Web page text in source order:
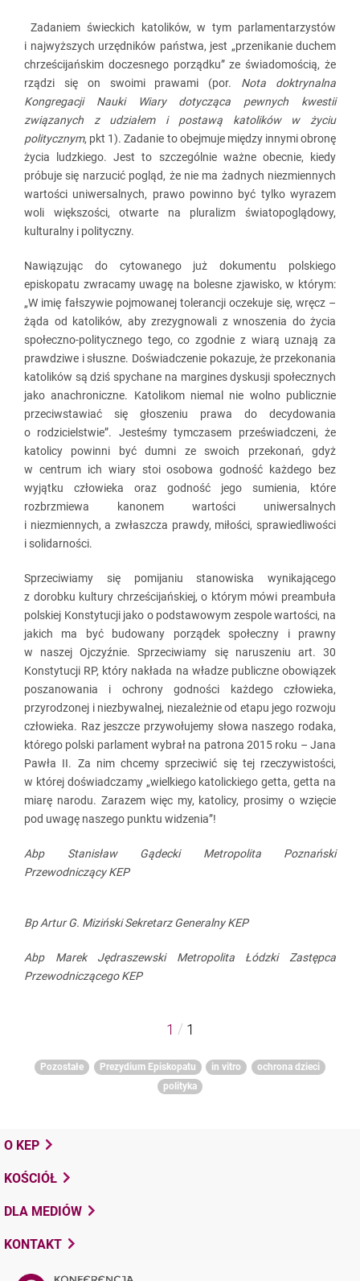
Zadaniem świeckich katolików, w tym parlamentarzystów
i najwyższych urzędników państwa, jest „przenikanie duchem
chrześcijańskim doczesnego porządku” ze świadomością, że
rządzi się on swoimi prawami (por. Nota doktrynalna
Kongregacji Nauki Wiary dotycząca pewnych kwestii
związanych z udziałem i postawą katolików w życiu
politycznym, pkt 1). Zadanie to obejmuje między innymi obronę
życia ludzkiego. Jest to szczególnie ważne obecnie, kiedy
próbuje się narzucić pogląd, że nie ma żadnych niezmiennych
wartości uniwersalnych, prawo powinno być tylko wyrazem
woli większości, otwarte na pluralizm światopoglądowy,
kulturalny i polityczny.
Nawiązując do cytowanego już dokumentu polskiego
episkopatu zwracamy uwagę na bolesne zjawisko, w którym:
„W imię fałszywie pojmowanej tolerancji oczekuje się, wręcz –
żąda od katolików, aby zrezygnowali z wnoszenia do życia
społeczno-politycznego tego, co zgodnie z wiarą uznają za
prawdziwe i słuszne. Doświadczenie pokazuje, że przekonania
katolików są dziś spychane na margines dyskusji społecznych
jako anachroniczne. Katolikom niemal nie wolno publicznie
przeciwstawiać się głoszeniu prawa do decydowania
o rodzicielstwie”. Jesteśmy tymczasem przeświadczeni, że
katolicy powinni być dumni ze swoich przekonań, gdyż
w centrum ich wiary stoi osobowa godność każdego bez
wyjątku człowieka oraz godność jego sumienia, które
rozbrzmiewa kanonem wartości uniwersalnych
i niezmiennych, a zwłaszcza prawdy, miłości, sprawiedliwości
i solidarności.
Sprzeciwiamy się pomijaniu stanowiska wynikającego
z dorobku kultury chrześcijańskiej, o którym mówi preambuła
polskiej Konstytucji jako o podstawowym zespole wartości, na
jakich ma być budowany porządek społeczny i prawny
w naszej Ojczyźnie. Sprzeciwiamy się naruszeniu art. 30
Konstytucji RP, który nakłada na władze publiczne obowiązek
poszanowania i ochrony godności każdego człowieka,
przyrodzonej i niezbywalnej, niezależnie od etapu jego rozwoju
człowieka. Raz jeszcze przywołujemy słowa naszego rodaka,
którego polski parlament wybrał na patrona 2015 roku – Jana
Pawła II. Za nim chcemy sprzeciwić się tej rzeczywistości,
w której doświadczamy „wielkiego katolickiego getta, getta na
miarę narodu. Zarazem więc my, katolicy, prosimy o wzięcie
pod uwagę naszego punktu widzenia”!
Abp Stanisław Gądecki
Metropolita Poznański
Przewodniczący KEP
Bp Artur G. Miziński Sekretarz Generalny KEP
Abp Marek Jędraszewski Metropolita Łódzki
Zastępca
Przewodniczącego KEP
1 / 1
Pozostałe Prezydium Episkopatu in vitro
ochrona dzieci
polityka
O KEP
KOŚCIÓŁ
DLA MEDIÓW
KONTAKT